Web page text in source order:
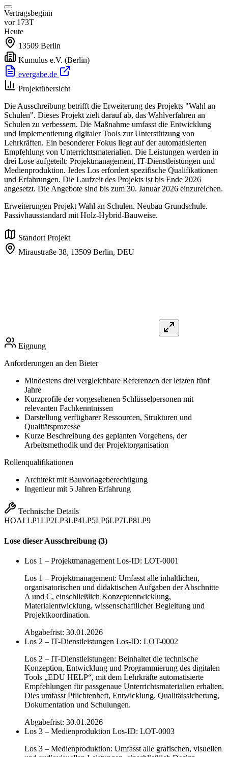
Vertragsbeginn
vor 173T
Heute
13509 Berlin
Kumulus e.V. (Berlin)
evergabe.de
Projektübersicht
Die Ausschreibung betrifft die Erweiterung des Projekts "Wahl an
Schulen". Dieses Projekt zielt darauf ab, das Wahlverfahren an
Schulen zu verbessern. Die Maßnahme umfasst die Entwicklung
und Implementierung digitaler Tools zur Unterstützung von
Lehrkräften. Ein besonderer Fokus liegt auf der automatisierten
Empfehlung von Unterrichtsmaterialien. Die Leistungen werden in
drei Lose aufgeteilt: Projektmanagement, IT-Dienstleistungen und
Medienproduktion. Jedes Los erfordert spezifische Qualifikationen
und Erfahrungen. Die Laufzeit des Projekts ist bis Ende 2026
angesetzt. Die Angebote sind bis zum 30. Januar 2026 einzureichen.
Erweiterungen Projekt Wahl an Schulen. Neubau Grundschule.
Passivhausstandard mit Holz-Hybrid-Bauweise.
Standort Projekt
Miraustraße 38, 13509 Berlin, DEU
Eignung
Anforderungen an den Bieter
Mindestens drei vergleichbare Referenzen der letzten fünf
Jahre
Kurzprofile der vorgesehenen Schlüsselpersonen mit
relevanten Fachkenntnissen
Darstellung verfügbarer Ressourcen, Strukturen und
Qualitätsprozesse
Kurze Beschreibung des geplanten Vorgehens, der
Arbeitsmethodik und der Projektorganisation
Rollenqualifikationen
Architekt mit Bauvorlageberechtigung
Ingenieur mit 5 Jahren Erfahrung
Technische Details
HOAI LP1LP2LP3LP4LP5LP6LP7LP8LP9
Lose dieser Ausschreibung (3)
Los 1 – Projektmanagement Los-ID: LOT-0001
Los 1 – Projektmanagement: Umfasst alle inhaltlichen,
organisatorischen und didaktischen Aufgaben der Abschnitte
A und C, einschließlich Konzeptentwicklung,
Materialentwicklung, wissenschaftlicher Begleitung und
Projektkoordination.
Abgabefrist: 30.01.2026
Los 2 – IT-Dienstleistungen Los-ID: LOT-0002
Los 2 – IT-Dienstleistungen: Beinhaltet die technische
Konzeption, Entwicklung und Programmierung des digitalen
Tools „EDU HELP“, mit dem Lehrkräfte automatisierte
Empfehlungen für passgenaue Unterrichtsmaterialien erhalten.
Dies umfasst Pflichtenheft, Entwicklung, Qualitätssicherung,
Dokumentation und Schulungen.
Abgabefrist: 30.01.2026
Los 3 – Medienproduktion Los-ID: LOT-0003
Los 3 – Medienproduktion: Umfasst alle grafischen, visuellen